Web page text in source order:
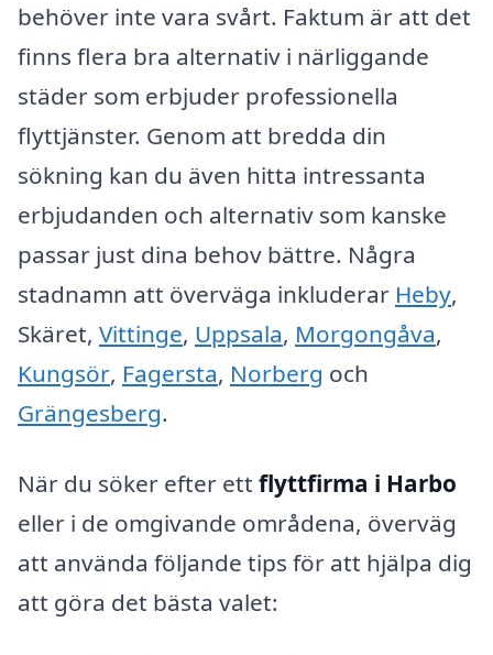
behöver inte vara svårt. Faktum är att det
finns flera bra alternativ i närliggande
städer som erbjuder professionella
flyttjänster. Genom att bredda din
sökning kan du även hitta intressanta
erbjudanden och alternativ som kanske
passar just dina behov bättre. Några
stadnamn att överväga inkluderar Heby,
Skäret, Vittinge, Uppsala, Morgongåva,
Kungsör, Fagersta, Norberg och
Grängesberg.
När du söker efter ett flyttfirma i Harbo
eller i de omgivande områdena, överväg
att använda följande tips för att hjälpa dig
att göra det bästa valet: